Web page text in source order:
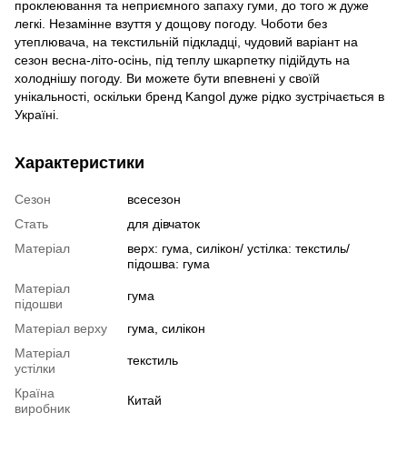
проклеювання та неприємного запаху гуми, до того ж дуже
легкі. Незамінне взуття у дощову погоду. Чоботи без
утеплювача, на текстильній підкладці, чудовий варіант на
сезон весна-літо-осінь, під теплу шкарпетку підійдуть на
холоднішу погоду. Ви можете бути впевнені у своїй
унікальності, оскільки бренд Kangol дуже рідко зустрічається в
Україні.
Характеристики
Сезон
всесезон
Стать
для дівчаток
Матеріал
верх: гума, силікон/ устілка: текстиль/
підошва: гума
Матеріал
підошви
гума
Матеріал верху
гума, силікон
Матеріал
устілки
текстиль
Країна
виробник
Китай